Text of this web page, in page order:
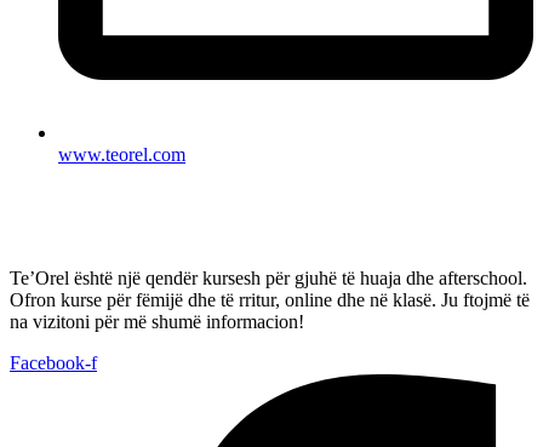
www.teorel.com
Te’Orel është një qendër kursesh për gjuhë të huaja dhe afterschool.
Ofron kurse për fëmijë dhe të rritur, online dhe në klasë. Ju ftojmë të
na vizitoni për më shumë informacion!
Facebook-f